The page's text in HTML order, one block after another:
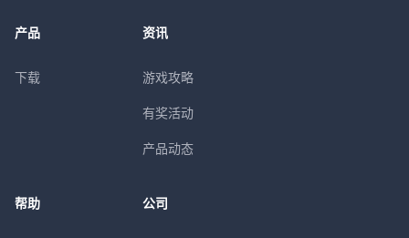
产品
下载
资讯
游戏攻略
有奖活动
产品动态
帮助 公司